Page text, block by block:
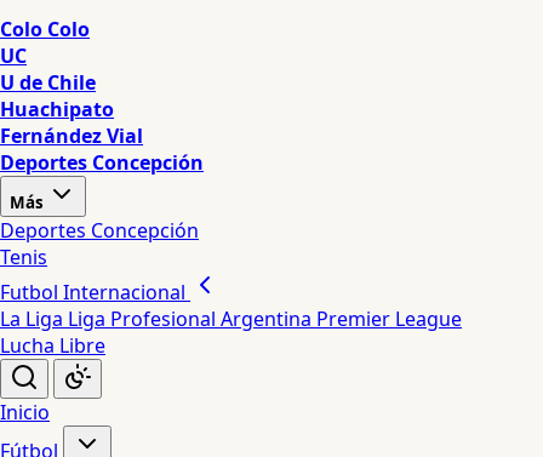
Colo Colo
UC
U de Chile
Huachipato
Fernández Vial
Deportes Concepción
Más
Deportes Concepción
Tenis
Futbol Internacional
La Liga Liga Profesional Argentina Premier League
Lucha Libre
Inicio
Fútbol